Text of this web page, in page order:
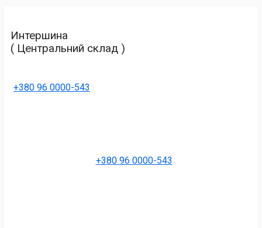
Интершина
( Центральний склад )
+380 96 0000-543
+380 96 0000-543